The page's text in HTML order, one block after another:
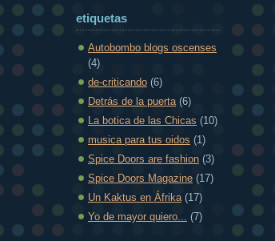
etiquetas
Autobombo blogs oscenses
(4)
de-criticando (6)
Detrás de la puerta (6)
La botica de las Chicas (10)
musica para tus oidos (1)
Spice Doors are fashion (3)
Spice Doors Magazine (17)
Un Kaktus en Áfrika (17)
Yo de mayor quiero...
(7)